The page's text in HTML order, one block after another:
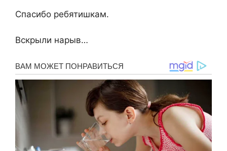
Спасибо ребятишкам.
Вскрыли нарыв…